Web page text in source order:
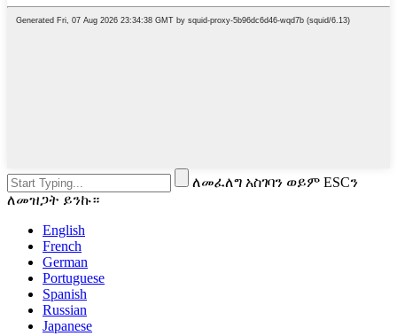
ለመፈለግ አስገባን ወይም ESCን
ለመዝጋት ይንኩ።
English
French
German
Portuguese
Spanish
Russian
Japanese